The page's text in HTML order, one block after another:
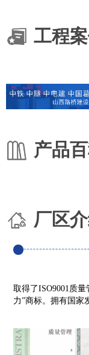
工程
产品
厂区
取得了ISO9001质
力”商标。拥有国家